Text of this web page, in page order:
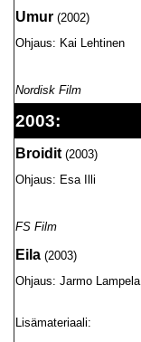
Umur (2002)
Ohjaus: Kai Lehtinen
Nordisk Film
2003:
Broidit (2003)
Ohjaus: Esa Illi
FS Film
Eila (2003)
Ohjaus: Jarmo Lampela
Lisämateriaali: